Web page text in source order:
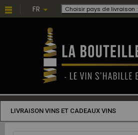
FR Choisir pays de livraison :
LIVRAISON VINS ET CADEAUX VINS